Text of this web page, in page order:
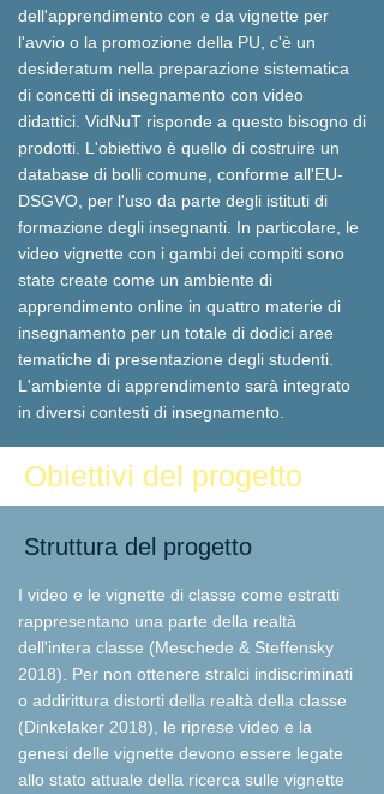
dell'apprendimento con e da vignette per
l'avvio o la promozione della PU, c'è un
desideratum nella preparazione sistematica
di concetti di insegnamento con video
didattici. VidNuT risponde a questo bisogno di
prodotti. L'obiettivo è quello di costruire un
database di bolli comune, conforme all'EU-
DSGVO, per l'uso da parte degli istituti di
formazione degli insegnanti. In particolare, le
video vignette con i gambi dei compiti sono
state create come un ambiente di
apprendimento online in quattro materie di
insegnamento per un totale di dodici aree
tematiche di presentazione degli studenti.
L'ambiente di apprendimento sarà integrato
in diversi contesti di insegnamento.
Obiettivi del progetto
Struttura del progetto
I video e le vignette di classe come estratti
rappresentano una parte della realtà
dell'intera classe (Meschede & Steffensky
2018). Per non ottenere stralci indiscriminati
o addirittura distorti della realtà della classe
(Dinkelaker 2018), le riprese video e la
genesi delle vignette devono essere legate
allo stato attuale della ricerca sulle vignette